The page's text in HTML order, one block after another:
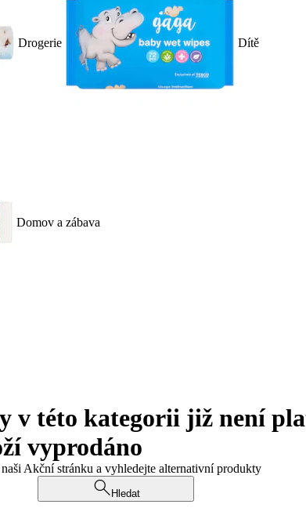
Drogerie Dítě
Domov a zábava
v této kategorii již není
vyprodáno
Akční stránku a vyhledejte alternativní produkty
Hledat